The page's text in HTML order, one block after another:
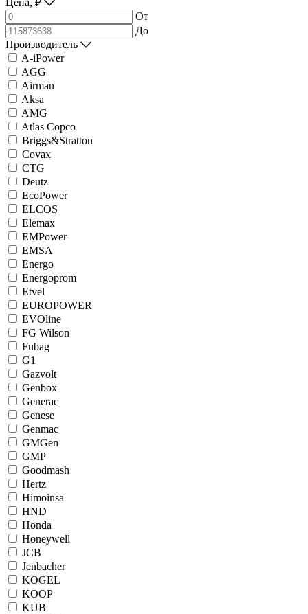
Цена, ₽
От
До
Производитель
A-iPower
AGG
Airman
Aksa
AMG
Atlas Copco
Briggs&Stratton
Covax
CTG
Deutz
EcoPower
ELCOS
Elemax
EMPower
EMSA
Energo
Energoprom
Etvel
EUROPOWER
EVOline
FG Wilson
Fubag
G1
Gazvolt
Genbox
Generac
Genese
Genmac
GMGen
GMP
Goodmash
Hertz
Himoinsa
HND
Honda
Honeywell
JCB
Jenbacher
KOGEL
KOOP
KUB